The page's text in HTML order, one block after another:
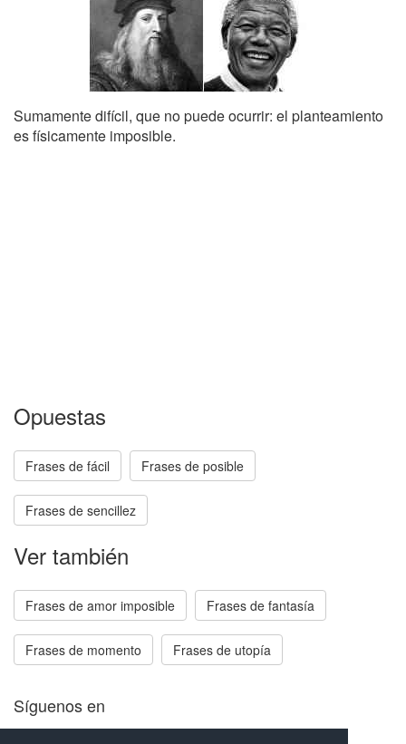
Sumamente difícil, que no puede ocurrir: el planteamiento
es físicamente imposible.
Opuestas
Frases de fácil Frases de posible
Frases de sencillez
Ver también
Frases de amor imposible Frases de fantasía
Frases de momento Frases de utopía
Síguenos en